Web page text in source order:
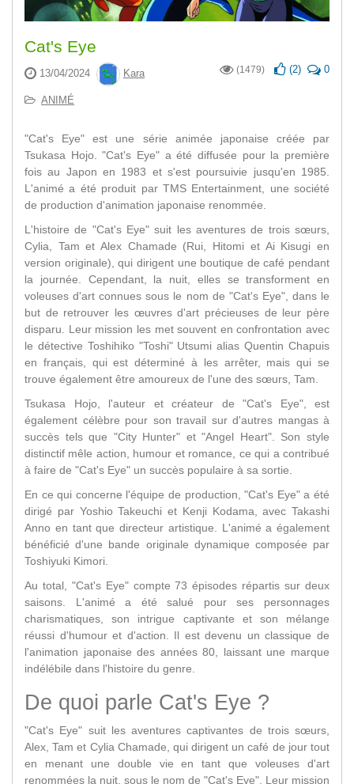
Cat's Eye
13/04/2024 Kara (1479) (2) 0
ANIMÉ
"Cat's Eye" est une série animée japonaise créée par
Tsukasa Hojo. "Cat's Eye" a été diffusée pour la première
fois au Japon en 1983 et s'est poursuivie jusqu'en 1985.
L'animé a été produit par TMS Entertainment, une société
de production d'animation japonaise renommée.
L'histoire de "Cat's Eye" suit les aventures de trois sœurs,
Cylia, Tam et Alex Chamade (Rui, Hitomi et Ai Kisugi en
version originale), qui dirigent une boutique de café pendant
la journée. Cependant, la nuit, elles se transforment en
voleuses d'art connues sous le nom de "Cat's Eye", dans le
but de retrouver les œuvres d'art précieuses de leur père
disparu. Leur mission les met souvent en confrontation avec
le détective Toshihiko "Toshi" Utsumi alias Quentin Chapuis
en français, qui est déterminé à les arrêter, mais qui se
trouve également être amoureux de l'une des sœurs, Tam.
Tsukasa Hojo, l'auteur et créateur de "Cat's Eye", est
également célèbre pour son travail sur d'autres mangas à
succès tels que "City Hunter" et "Angel Heart". Son style
distinctif mêle action, humour et romance, ce qui a contribué
à faire de "Cat's Eye" un succès populaire à sa sortie.
En ce qui concerne l'équipe de production, "Cat's Eye" a été
dirigé par Yoshio Takeuchi et Kenji Kodama, avec Takashi
Anno en tant que directeur artistique. L'animé a également
bénéficié d'une bande originale dynamique composée par
Toshiyuki Kimori.
Au total, "Cat's Eye" compte 73 épisodes répartis sur deux
saisons. L'animé a été salué pour ses personnages
charismatiques, son intrigue captivante et son mélange
réussi d'humour et d'action. Il est devenu un classique de
l'animation japonaise des années 80, laissant une marque
indélébile dans l'histoire du genre.
De quoi parle Cat's Eye ?
"Cat's Eye" suit les aventures captivantes de trois sœurs,
Alex, Tam et Cylia Chamade, qui dirigent un café de jour tout
en menant une double vie en tant que voleuses d'art
renommées la nuit, sous le nom de "Cat's Eye". Leur mission